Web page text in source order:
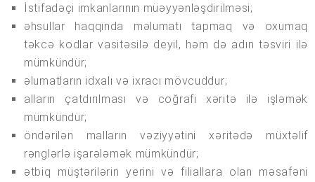
İstifadəçi imkanlarının müəyyənləşdirilməsi;
əhsullar haqqında məlumatı tapmaq və oxumaq
təkcə kodlar vasitəsilə deyil, həm də adın təsviri ilə
mümkündür;
əlumatların idxalı və ixracı mövcuddur;
alların çatdırılması və coğrafi xəritə ilə işləmək
mümkündür;
öndərilən malların vəziyyətini xəritədə müxtəlif
rənglərlə işarələmək mümkündür;
ətbiq müştərilərin yerini və filiallara olan məsafəni